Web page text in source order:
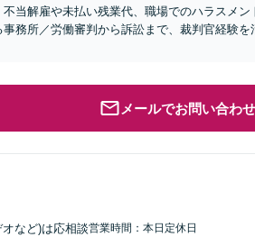
当解雇や未払い残業代、職場でのハラスメ
務所／労働審判から訴訟まで、裁判官経験
メールでお問い合わせ
など)は応相談営業時間：本日定休日